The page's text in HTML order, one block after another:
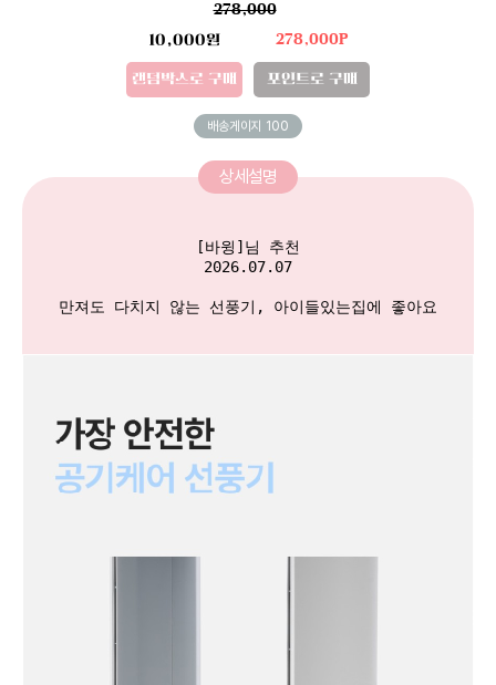
278,000
10,000원
랜덤박스로 구매
278,000P
포인트로 구매
배송게이지 100
상세설명
[바윙]님 추천
2026.07.07
만져도 다치지 않는 선풍기, 아이들있는집에 좋아요